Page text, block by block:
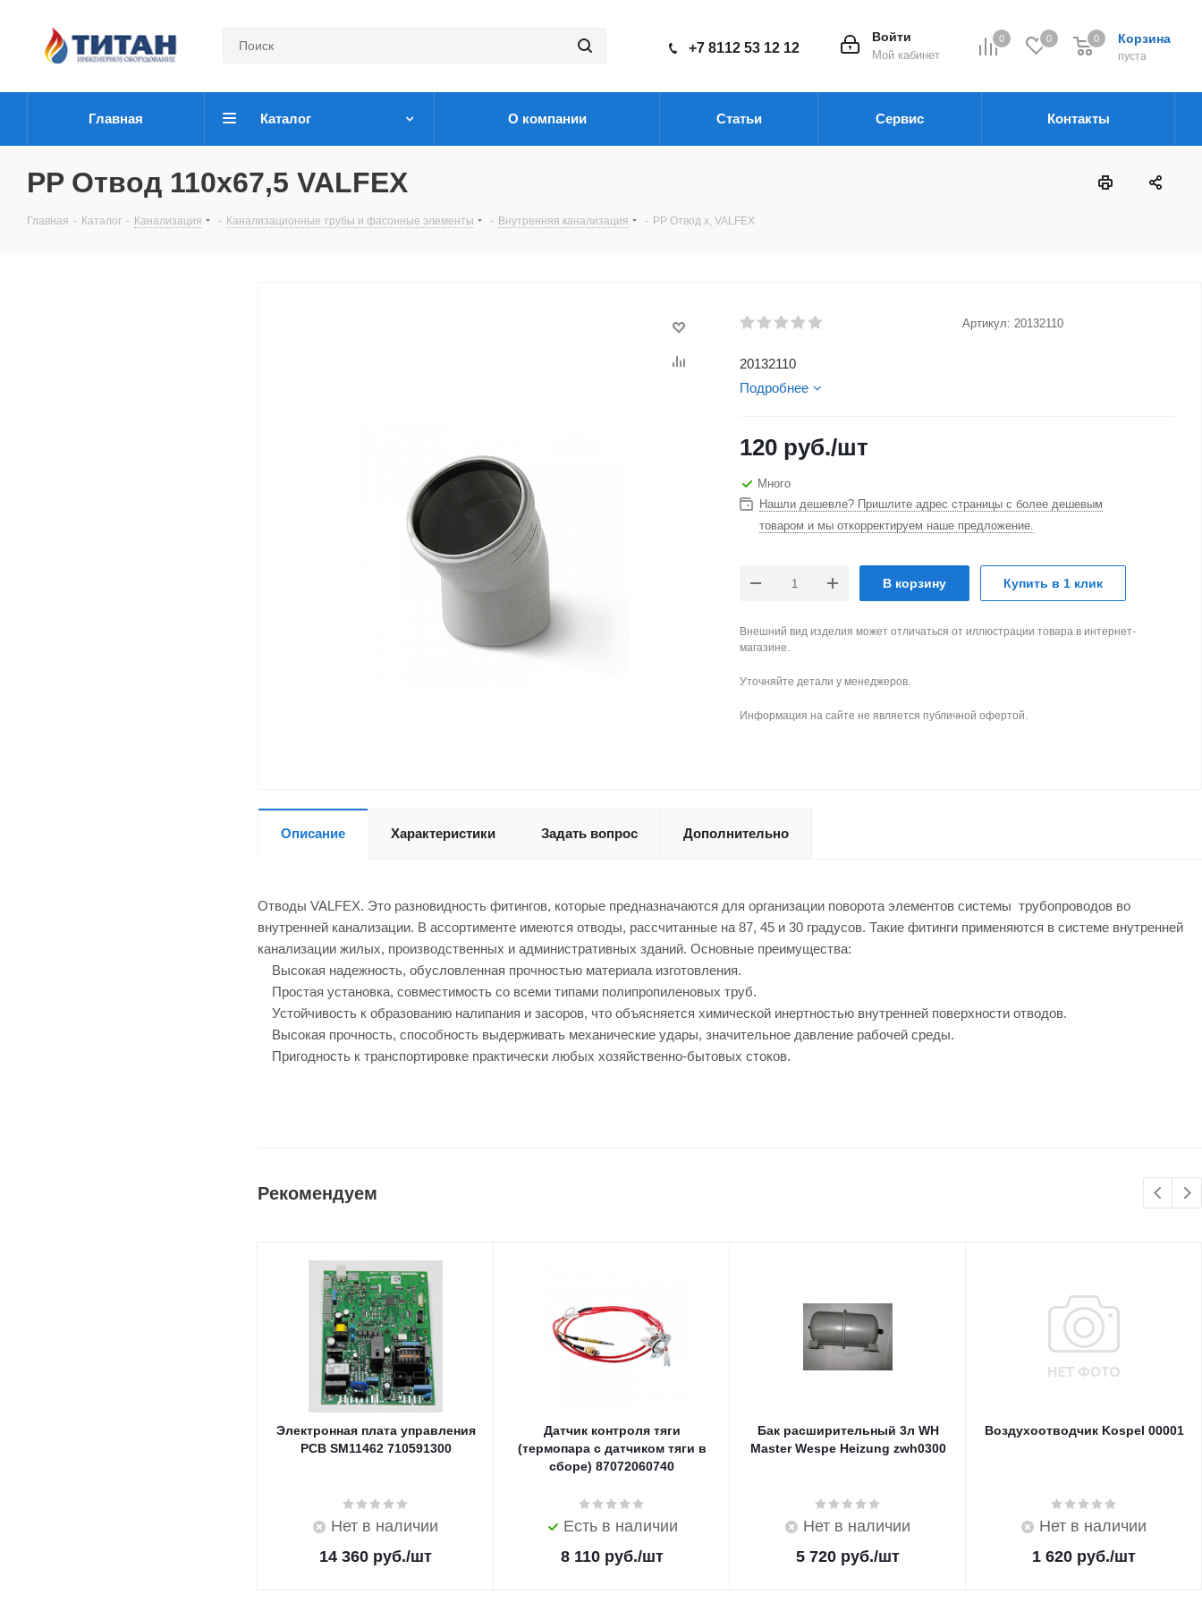
0 0 Корзина
пуста
0
Войти
Мой кабинет
+7 8112 53 12 12
Главная Каталог О компании Статьи Сервис Контакты
PP Отвод 110x67,5 VALFEX
Главная - Каталог - Канализация - Канализационные трубы и фасонные элементы - Внутренняя канализация - PP Отвод x, VALFEX
Артикул: 20132110
20132110
Подробнее
120 руб./шт
Много
Нашли дешевле? Пришлите адрес страницы с более дешевым
товаром и мы откорректируем наше предложение.
В корзину Купить в 1 клик
Внешний вид изделия может отличаться от иллюстрации товара в интернет-
магазине.
Уточняйте детали у менеджеров.
Информация на сайте не является публичной офертой.
Описание Характеристики Задать вопрос Дополнительно
Отводы VALFEX. Это разновидность фитингов, которые предназначаются для организации поворота элементов системы трубопроводов во
внутренней канализации. В ассортименте имеются отводы, рассчитанные на 87, 45 и 30 градусов. Такие фитинги применяются в системе внутренней
канализации жилых, производственных и административных зданий. Основные преимущества:
Высокая надежность, обусловленная прочностью материала изготовления.
Простая установка, совместимость со всеми типами полипропиленовых труб.
Устойчивость к образованию налипания и засоров, что объясняется химической инертностью внутренней поверхности отводов.
Высокая прочность, способность выдерживать механические удары, значительное давление рабочей среды.
Пригодность к транспортировке практически любых хозяйственно-бытовых стоков.
Рекомендуем
Электронная плата управления
PCB SM11462 710591300
Нет в наличии
14 360 руб./шт
Датчик контроля тяги
(термопара с датчиком тяги в
сборе) 87072060740
Есть в наличии
8 110руб./шт
Бак расширительный 3л WH
Master Wespe Heizung zwh0300
Нет в наличии
5 720 руб./шт
Воздухоотводчик Kospel 00001
Нет в наличии
1 620 руб./шт